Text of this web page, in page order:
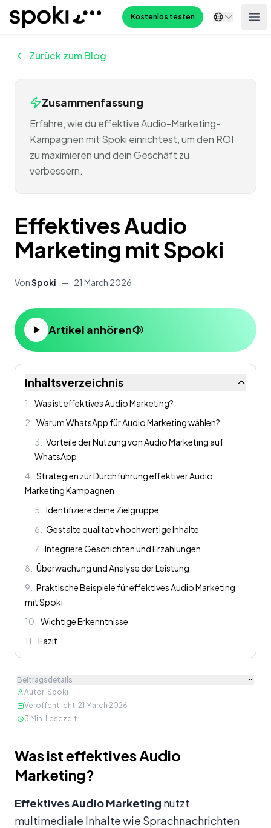
Spoki Kostenlos testen
Zurück zum Blog
Zusammenfassung
Erfahre, wie du effektive Audio-Marketing-
Kampagnen mit Spoki einrichtest, um den ROI
zu maximieren und dein Geschäft zu
verbessern.
Effektives Audio
Marketing mit Spoki
VonSpoki — 21 March 2026
Artikel anhören
Inhaltsverzeichnis
1
Was ist effektives Audio Marketing?
2
Warum WhatsApp für Audio Marketing wählen?
3
Vorteile der Nutzung von Audio Marketing auf
WhatsApp
4
Strategien zur Durchführung effektiver Audio
Marketing Kampagnen
5
Identifiziere deine Zielgruppe
6
Gestalte qualitativ hochwertige Inhalte
7 Integriere Geschichten und Erzählungen
8
Überwachung und Analyse der Leistung
9
Praktische Beispiele für effektives Audio Marketing
mit Spoki
10
Wichtige Erkenntnisse
11
Fazit
Beitragsdetails
Autor: Spoki
Veröffentlicht: 21 March 2026
3 Min. Lesezeit
Was ist effektives Audio
Marketing?
Effektives Audio Marketing nutzt
multimediale Inhalte wie Sprachnachrichten